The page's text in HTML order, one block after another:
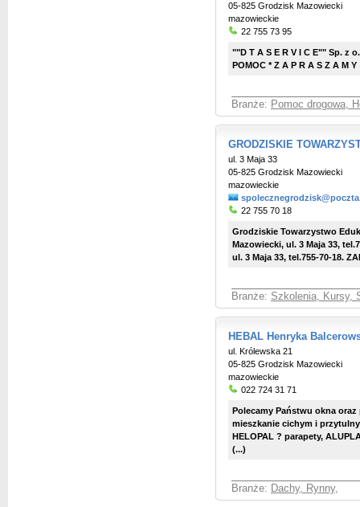
05-825 Grodzisk Mazowiecki
mazowieckie
22 755 73 95
""D T A S E R V I C E"" Sp. z
POMOC * Z A P R A S Z A M
Branże: Pomoc drogowa,
GRODZISKIE
ul. 3 Maja 33
05-825 Grodzisk Mazowiecki
mazowieckie
22 755 70 18
Grodziskie Towarzystwo
Mazowiecki, ul. 3 Maja 33,
ul. 3 Maja 33, tel.755-70-18.
Branże: Szkolenia, Kursy,
HEBAL Henryka
ul. Królewska 21
05-825 Grodzisk Mazowiecki
mazowieckie
022 724 31 71
Polecamy Państwu okna
mieszkanie cichym i
HELOPAL ? parapety,
(...)
Branże: Dachy, Rynny,